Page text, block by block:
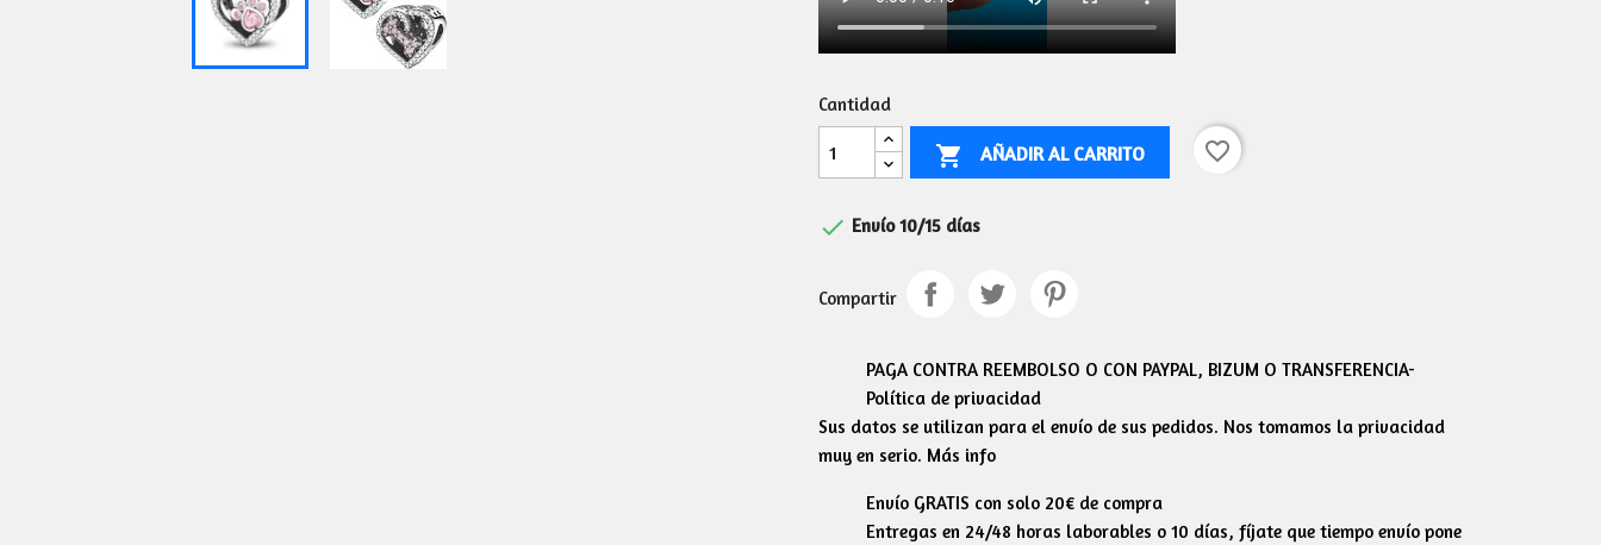
Cantidad
 AÑADIR AL CARRITO favorite_border
 Envío 10/15 días
Compartir
PAGA CONTRA REEMBOLSO O CON PAYPAL, BIZUM O TRANSFERENCIA-
Política de privacidad
Sus datos se utilizan para el envío de sus pedidos. Nos tomamos la privacidad
muy en serio. Más info
Envío GRATIS con solo 20€ de compra
Entregas en 24/48 horas laborables o 10 días, fíjate que tiempo envío pone